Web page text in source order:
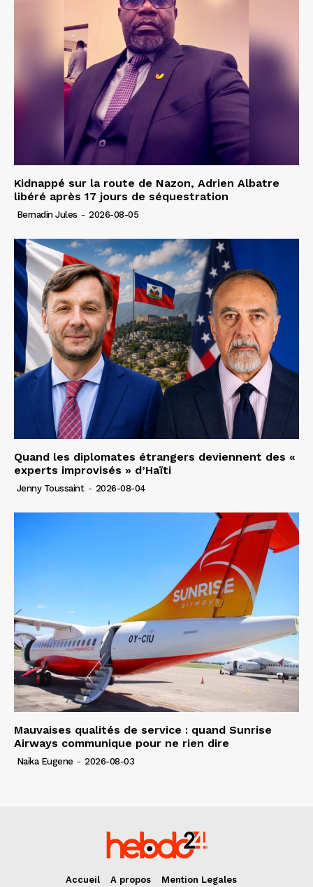
Kidnappé sur la route de Nazon, Adrien Albatre
libéré après 17 jours de séquestration
Bernadin Jules - 2026-08-05
Quand les diplomates étrangers deviennent des «
experts improvisés » d’Haïti
Jenny Toussaint - 2026-08-04
Mauvaises qualités de service : quand Sunrise
Airways communique pour ne rien dire
Naïka Eugene - 2026-08-03
Accueil A propos
Mention Legales